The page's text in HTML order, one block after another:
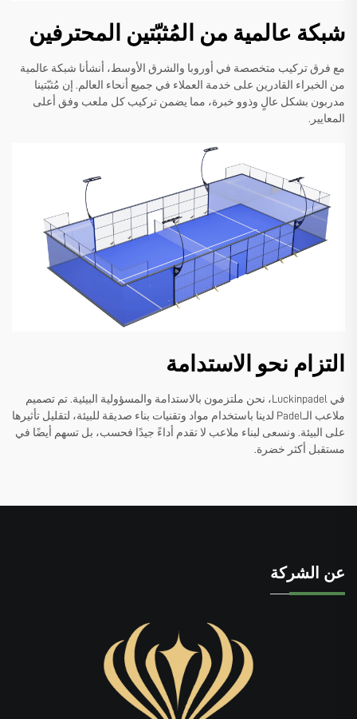
شبكة عالمية من المُثبّتين المحترفين
مع فرق تركيب متخصصة في أوروبا والشرق الأوسط، أنشأنا شبكة عالمية
من الخبراء القادرين على خدمة العملاء في جميع أنحاء العالم. إن مُثبّتينا
مدربون بشكل عالٍ وذوو خبرة، مما يضمن تركيب كل ملعب وفق أعلى
المعايير.
التزام نحو الاستدامة
في Luckinpadel، نحن ملتزمون بالاستدامة والمسؤولية البيئية. تم تصميم
ملاعب الـPadel لدينا باستخدام مواد وتقنيات بناء صديقة للبيئة، لتقليل تأثيرها
على البيئة. ونسعى لبناء ملاعب لا تقدم أداءً جيدًا فحسب، بل تسهم أيضًا في
مستقبل أكثر خضرة.
عن الشركة